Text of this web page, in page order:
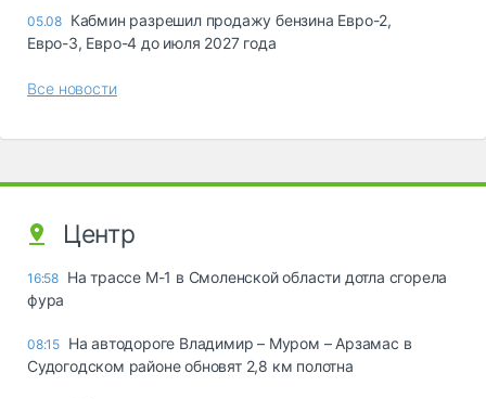
05.08 Кабмин разрешил продажу бензина Евро-2,
Евро-3, Евро-4 до июля 2027 года
Все новости
Центр
16:58 На трассе М-1 в Смоленской области дотла сгорела
фура
08:15 На автодороге Владимир – Муром – Арзамас в
Судогодском районе обновят 2,8 км полотна